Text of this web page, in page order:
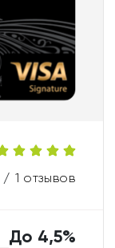
/ 1 отзывов
До 4,5%